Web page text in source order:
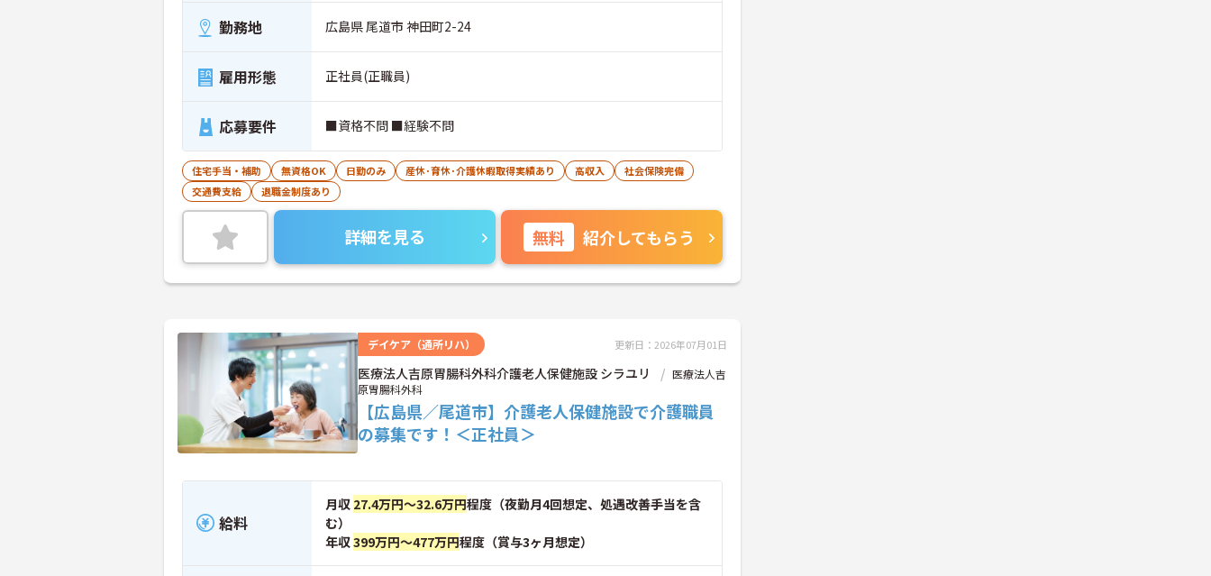
勤務地 広島県 尾道市 神田町2-24
雇用形態 正社員(正職員)
応募要件 ■資格不問 ■経験不問
住宅手当・補助 無資格OK 日勤のみ 産休･育休･介護休暇取得実績あり 高収入
社会保険完備
交通費支給
退職金制度あり
詳細を見る 無料 紹介してもらう
デイケア（通所リハ） 更新日：2026年07月01日
医療法人吉原胃腸科外科介護老人保健施設 シラユリ
医療法人吉
原胃腸科外科
【広島県／尾道市】介護老人保健施設で介護職員
の募集です！＜正社員＞
給料
月収 27.4万円～32.6万円程度（夜勤月4回想定、処遇改善手当を含
む）
年収399万円～477万円程度（賞与3ヶ月想定）